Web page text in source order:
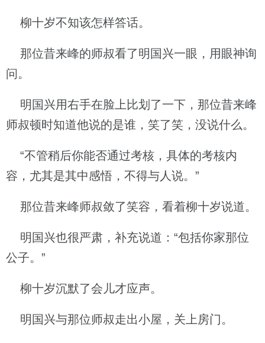
柳十岁不知该怎样答话。
那位昔来峰的师叔看了明国兴一眼，用眼神询
问。
明国兴用右手在脸上比划了一下，那位昔来峰
师叔顿时知道他说的是谁，笑了笑，没说什么。
“不管稍后你能否通过考核，具体的考核内
容，尤其是其中感悟，不得与人说。”
那位昔来峰师叔敛了笑容，看着柳十岁说道。
明国兴也很严肃，补充说道：“包括你家那位
公子。”
柳十岁沉默了会儿才应声。
明国兴与那位师叔走出小屋，关上房门。